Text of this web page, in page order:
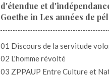
d'étendue et
Goethe in Les années de
01 Discours de la servitude
02 L'homme révolté
03 ZPPAUP Entre Culture et